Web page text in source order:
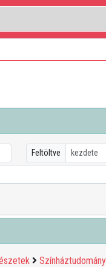
Feltöltve
Színháztudomány